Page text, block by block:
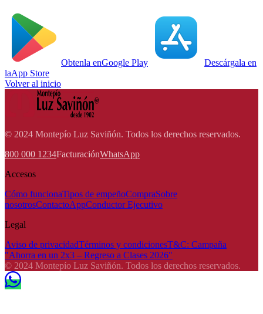
Obtenla enGoogle Play
Descárgala en
laApp Store
Volver al inicio
© 2024 Montepío Luz Saviñón. Todos los derechos reservados.
800 000 1234FacturaciónWhatsApp
Accesos
Cómo funcionaTipos de empeñoCompraSobre
nosotrosContactoAppConductor Ejecutivo
Legal
Aviso de privacidadTérminos y condicionesT&C: Campaña
"Ahorra en un 2x3 – Regreso a Clases 2026"
© 2024 Montepío Luz Saviñón. Todos los derechos reservados.